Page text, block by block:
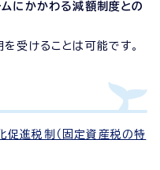
にかかわる減額制度との
受けることは可能です。
促進税制（固定資産税の特